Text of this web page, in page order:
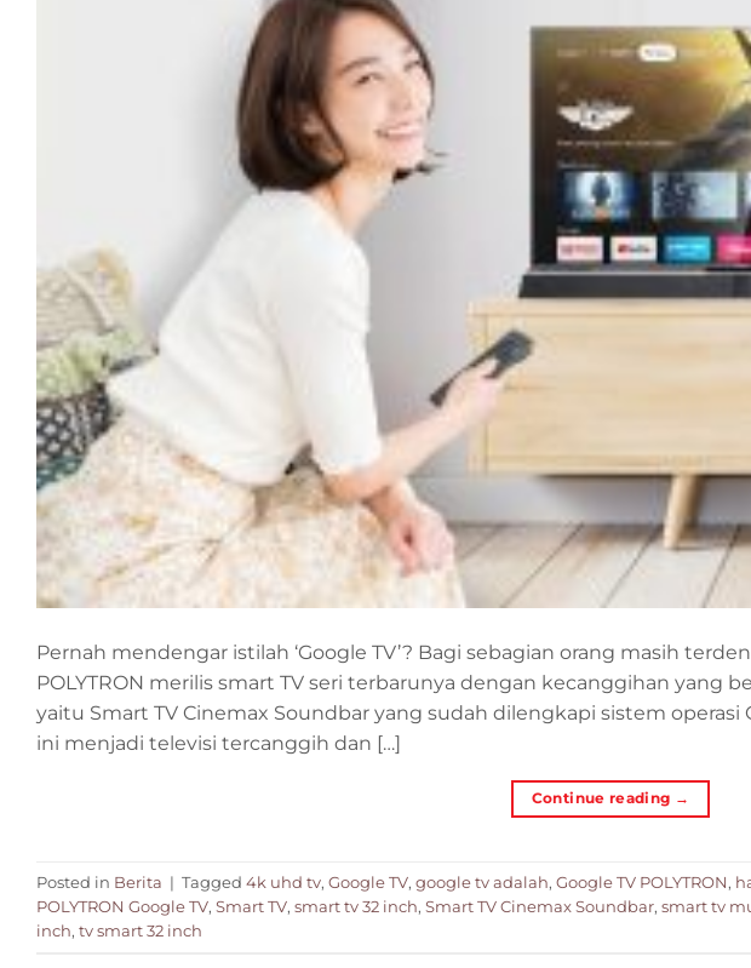
Pernah mendengar istilah ‘Google TV’? Bagi sebagian orang masih
POLYTRON merilis smart TV seri terbarunya dengan kecanggihan yang
yaitu Smart TV Cinemax Soundbar yang sudah dilengkapi sistem operasi
ini menjadi televisi tercanggih dan […]
Continue reading →
Posted in Berita | Tagged 4k uhd tv, Google TV, google tv adalah, Google TV POLYTRON,
POLYTRON Google TV, Smart TV, smart tv 32 inch, Smart TV Cinemax Soundbar, smart tv
inch, tv smart 32 inch